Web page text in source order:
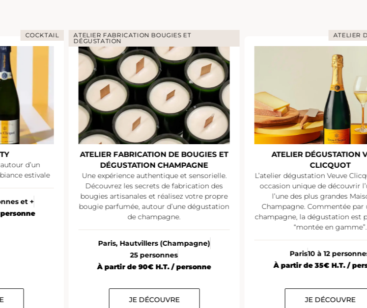
COCKTAIL
d’un
estivale
et +
ATELIER FABRICATION BOUGIES ET
DÉGUSTATION
ATELIER FABRICATION DE BOUGIES ET
DÉGUSTATION CHAMPAGNE
Une expérience authentique et sensorielle.
Découvrez les secrets de fabrication des
bougies artisanales et réalisez votre propre
bougie parfumée, autour d’une dégustation
de champagne.
Paris, Hautvillers (Champagne)
25 personnes
À partir de 90€ H.T. / personne
JE DÉCOUVRE
ATELIER
ATELIER DÉGUSTATION
CLICQUOT
L’atelier dégustation Veuve
occasion unique de découvrir
l’une des plus grandes
Champagne. Commentée par
champagne, la dégustation est
“montée en gamme”.
Paris10 à 12
À partir de 35€ H.T. /
JE DÉCOUVRE